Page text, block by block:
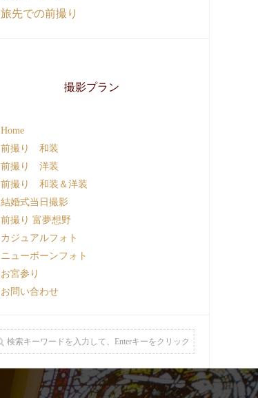
旅先での前撮り
撮影プラン
Home
前撮り 和装
前撮り 洋装
前撮り 和装＆洋装
結婚式当日撮影
前撮り 富夢想野
カジュアルフォト
ニューボーンフォト
お宮参り
お問い合わせ